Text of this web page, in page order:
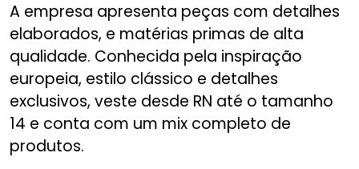
A empresa apresenta peças com detalhes
elaborados, e matérias primas de alta
qualidade. Conhecida pela inspiração
europeia, estilo clássico e detalhes
exclusivos, veste desde RN até o tamanho
14 e conta com um mix completo de
produtos.